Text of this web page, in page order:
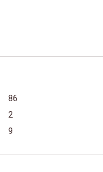
86
2
9